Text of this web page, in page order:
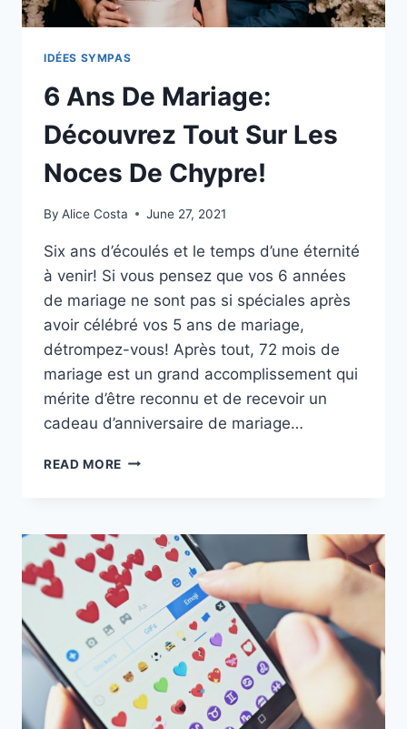
IDÉES SYMPAS
6 Ans De Mariage:
Découvrez Tout Sur Les
Noces De Chypre!
By Alice Costa June 27, 2021
Six ans d’écoulés et le temps d’une éternité
à venir! Si vous pensez que vos 6 années
de mariage ne sont pas si spéciales après
avoir célébré vos 5 ans de mariage,
détrompez-vous! Après tout, 72 mois de
mariage est un grand accomplissement qui
mérite d’être reconnu et de recevoir un
cadeau d’anniversaire de mariage…
READ MORE 6
DÉCOUVREZ
TOUT
SUR
LES
NOCES
CHYPRE!